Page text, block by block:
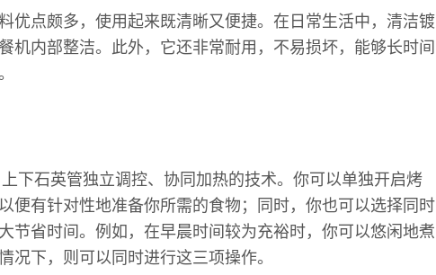
优点颇多，使用起来既清晰又便捷。在日常生活中，清洁镀
机内部整洁。此外，它还非常耐用，不易损坏，能够长时间
下石英管独立调控、协同加热的技术。你可以单独开启烤
便有针对性地准备你所需的食物；同时，你也可以选择同时
节省时间。例如，在早晨时间较为充裕时，你可以悠闲地煮
况下，则可以同时进行这三项操作。